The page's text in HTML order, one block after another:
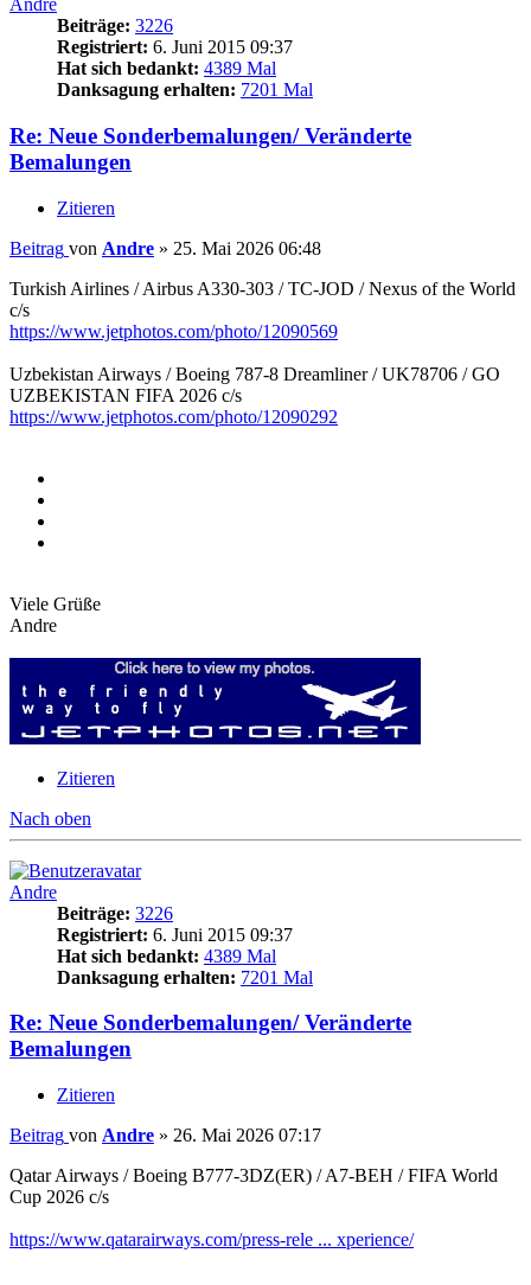
Andre
Beiträge: 3226
Registriert: 6. Juni 2015 09:37
Hat sich bedankt: 4389 Mal
Danksagung erhalten: 7201 Mal
Re: Neue Sonderbemalungen/ Veränderte
Bemalungen
Zitieren
Beitrag von Andre » 25. Mai 2026 06:48
Turkish Airlines / Airbus A330-303 / TC-JOD / Nexus of the World
c/s
https://www.jetphotos.com/photo/12090569
Uzbekistan Airways / Boeing 787-8 Dreamliner / UK78706 / GO
UZBEKISTAN FIFA 2026 c/s
https://www.jetphotos.com/photo/12090292
Viele Grüße
Andre
Zitieren
Nach oben
Andre
Beiträge: 3226
Registriert: 6. Juni 2015 09:37
Hat sich bedankt: 4389 Mal
Danksagung erhalten: 7201 Mal
Re: Neue Sonderbemalungen/ Veränderte
Bemalungen
Zitieren
Beitrag von Andre » 26. Mai 2026 07:17
Qatar Airways / Boeing B777-3DZ(ER) / A7-BEH / FIFA World
Cup 2026 c/s
https://www.qatarairways.com/press-rele ... xperience/